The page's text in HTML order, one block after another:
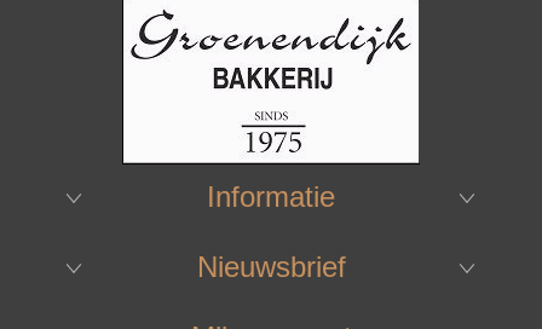
Informatie
Nieuwsbrief